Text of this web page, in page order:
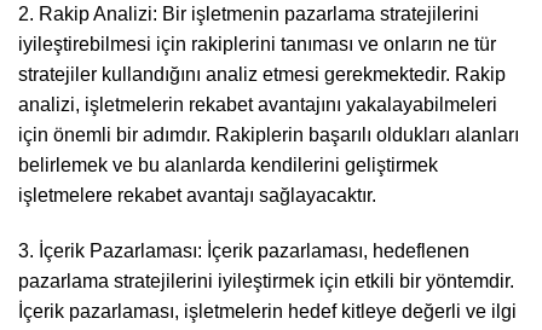
2. Rakip Analizi: Bir işletmenin pazarlama stratejilerini
iyileştirebilmesi için rakiplerini tanıması ve onların ne tür
stratejiler kullandığını analiz etmesi gerekmektedir. Rakip
analizi, işletmelerin rekabet avantajını yakalayabilmeleri
için önemli bir adımdır. Rakiplerin başarılı oldukları alanları
belirlemek ve bu alanlarda kendilerini geliştirmek
işletmelere rekabet avantajı sağlayacaktır.
3. İçerik Pazarlaması: İçerik pazarlaması, hedeflenen
pazarlama stratejilerini iyileştirmek için etkili bir yöntemdir.
İçerik pazarlaması, işletmelerin hedef kitleye değerli ve ilgi